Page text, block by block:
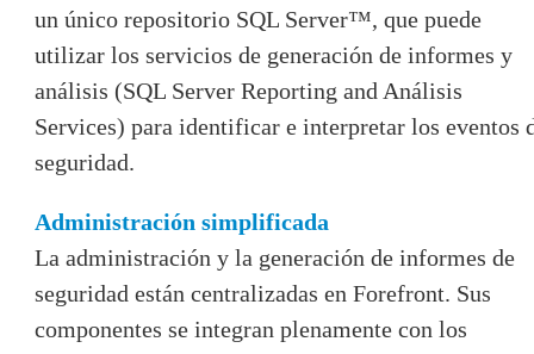
un único repositorio SQL Server™, que puede
utilizar los servicios de generación de informes y
análisis (SQL Server Reporting and Análisis
Services) para identificar e interpretar los eventos
seguridad.
Administración simplificada
La administración y la generación de informes de
seguridad están centralizadas en Forefront. Sus
componentes se integran plenamente con los